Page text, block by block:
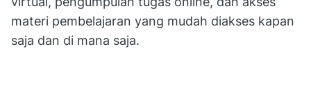
materi pembelajaran yang mudah diakses kapan
saja dan di mana saja.